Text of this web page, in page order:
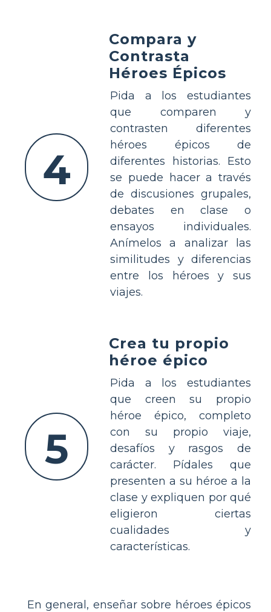
4
Compara y
Contrasta
Héroes Épicos
Pida a los estudiantes
que comparen y
contrasten diferentes
héroes épicos de
diferentes historias. Esto
se puede hacer a través
de discusiones grupales,
debates en clase o
ensayos individuales.
Anímelos a analizar las
similitudes y diferencias
entre los héroes y sus
viajes.
5
Crea tu propio
héroe épico
Pida a los estudiantes
que creen su propio
héroe épico, completo
con su propio viaje,
desafíos y rasgos de
carácter. Pídales que
presenten a su héroe a la
clase y expliquen por qué
eligieron ciertas
cualidades y
características.
En general, enseñar sobre héroes épicos